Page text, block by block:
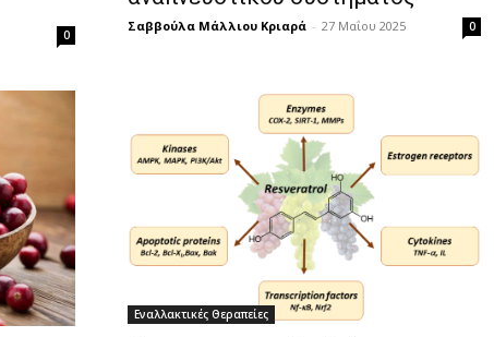
0
Σαββούλα Μάλλιου Κριαρά - 27 Μαΐου 2025 0
Εναλλακτικές Θεραπείες